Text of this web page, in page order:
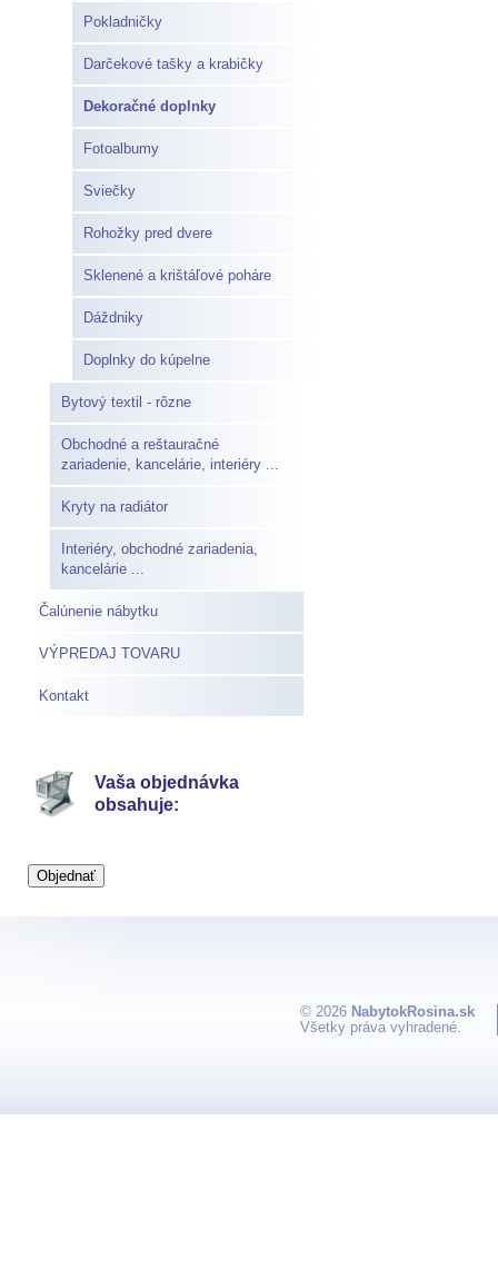
Pokladničky
Darčekové tašky a krabičky
Dekoračné doplnky
Fotoalbumy
Sviečky
Rohožky pred dvere
Sklenené a krištáľové poháre
Dáždniky
Doplnky do kúpelne
Bytový textil - rôzne
Obchodné a reštauračné
zariadenie, kancelárie, interiéry ...
Kryty na radiátor
Interiéry, obchodné zariadenia,
kancelárie ...
Čalúnenie nábytku
VÝPREDAJ TOVARU
Kontakt
Vaša objednávka
obsahuje:
© 2026 NabytokRosina.sk
Všetky práva vyhradené.